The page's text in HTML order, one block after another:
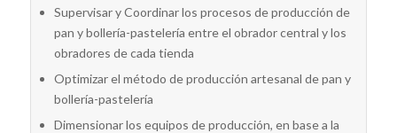
Supervisar y Coordinar los procesos de producción de
pan y bollería-pastelería entre el obrador central y los
obradores de cada tienda
Optimizar el método de producción artesanal de pan y
bollería-pastelería
Dimensionar los equipos de producción, en base a la